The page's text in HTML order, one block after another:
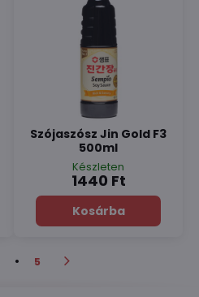
Szójaszósz Jin Gold F3
500ml
Készleten
1440 Ft
Kosárba
5